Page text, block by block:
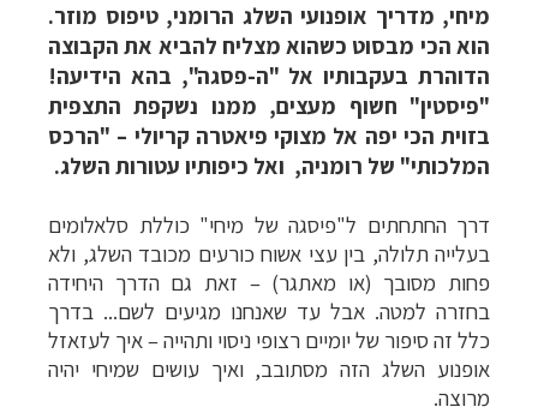
מיחי, מדריך אופנועי השלג הרומני, טיפוס מוזר.
הוא הכי מבסוט כשהוא מצליח להביא את הקבוצה
הדוהרת בעקבותיו אל "ה-פסגה", בהא הידיעה!
"פיסטין" חשוף מעצים, ממנו נשקפת התצפית
בזוית הכי יפה אל מצוקי פיאטרה קריולי – "הרכס
המלכותי" של רומניה, ואל כיפותיו עטורות השלג.
דרך החתחתים ל"פיסגה של מיחי" כוללת סלאלומים
בעלייה תלולה, בין עצי אשוח כורעים מכובד השלג, ולא
פחות מסובך (או מאתגר)– זאת גם הדרך היחידה
בחזרה למטה. אבל עד שאנחנו מגיעים לשם... בדרך
כלל זה סיפור של יומיים רצופי ניסוי ותהייה–איך לעזאזל
אופנוע השלג הזה מסתובב, ואיך עושים שמיחי יהיה
מרוצה.